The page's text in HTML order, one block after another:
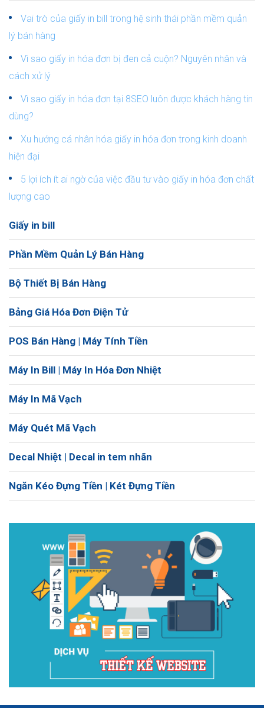
Vai trò của giấy in bill trong hệ sinh thái phần mềm quản
lý bán hàng
Vì sao giấy in hóa đơn bị đen cả cuộn? Nguyên nhân và
cách xử lý
Vì sao giấy in hóa đơn tại 8SEO luôn được khách hàng tin
dùng?
Xu hướng cá nhân hóa giấy in hóa đơn trong kinh doanh
hiện đại
5 lợi ích ít ai ngờ của việc đầu tư vào giấy in hóa đơn chất
lượng cao
Giấy in bill
Phần Mềm Quản Lý Bán Hàng
Bộ Thiết Bị Bán Hàng
Bảng Giá Hóa Đơn Điện Tử
POS Bán Hàng | Máy Tính Tiền
Máy In Bill | Máy In Hóa Đơn Nhiệt
Máy In Mã Vạch
Máy Quét Mã Vạch
Decal Nhiệt | Decal in tem nhãn
Ngăn Kéo Đựng Tiền | Két Đựng Tiền